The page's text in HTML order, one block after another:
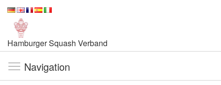
Hamburger Squash Verband
Navigation